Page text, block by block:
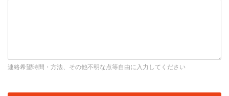
連絡希望時間・方法、その他不明な点等自由に入力してください